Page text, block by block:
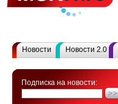
Новости Новости 2.0
Подписка на новости: